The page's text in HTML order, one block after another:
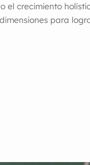
el crecimiento
para